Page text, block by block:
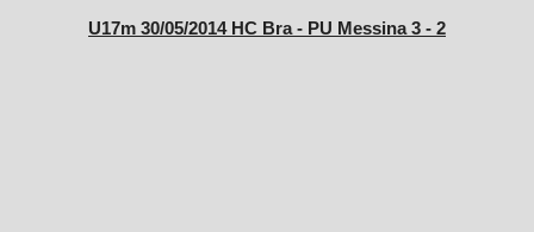
U17m 30/05/2014 HC Bra - PU Messina 3 - 2